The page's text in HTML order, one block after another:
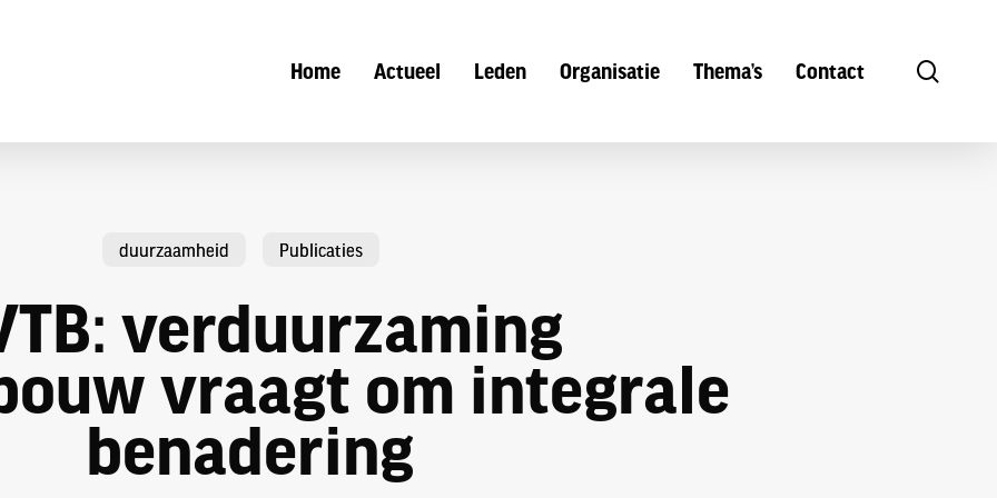
Home Actueel Leden Organisatie Thema’s Contact
duurzaamheid Publicaties
verduurzaming
vraagt om integrale
benadering